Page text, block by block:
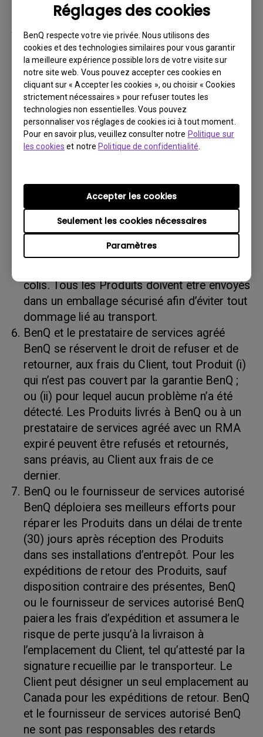
Réglages des cookies
BenQ respecte votre vie privée. Nous utilisons des
cookies et des technologies similaires pour vous garantir
la meilleure expérience possible lors de votre visite sur
notre site web. Vous pouvez accepter ces cookies en
cliquant sur « Accepter les cookies », ou choisir « Cookies
strictement nécessaires » pour refuser toutes les
technologies non essentielles. Vous pouvez
personnaliser vos réglages de cookies ici à tout moment.
Pour en savoir plus, veuillez consulter notre Politique sur
les cookies et notrePolitique de confidentialité
Paramètres
Seulement les cookies nécessaires
Accepter les cookies
par la suite.
Vous devez retourner le Produit à BenQ,
sauf indication contraire de BenQ, ou à un
prestataire de services agréé BenQ. Vous
devez prépayer les frais d’expédition, taxes
d’exportation, droits de douane et toutes
charges associées au transport du Produit
BenQ. De plus, vous êtes responsable de
l’assurance du Produit expédié et assumez
accompagnés (i) des matériaux d’expédition
et d’emballage d’origine, (ii) d’une description
du symptôme du Produit BenQ et (iii) d’une
preuve du lieu et de la date d’achat. Le
numéro RMA doit être clairement inscrit sur
colis. Tous les Produits doivent être envoyés
dans un emballage sécurisé afin d’éviter tout
dommage lié au transport.
BenQ et le prestataire de services agréé
BenQ se réservent le droit de refuser et de
retourner, aux frais du Client, tout Produit (i)
qui n’est pas couvert par la garantie BenQ ;
ou (ii) pour lequel aucun problème n’a été
détecté. Les Produits livrés à BenQ ou à un
prestataire de services agréé avec un RMA
expiré peuvent être refusés et retournés,
sans préavis, au Client aux frais de ce
dernier.
BenQ ou le fournisseur de services autorisé
BenQ déploiera ses meilleurs efforts pour
réparer les Produits dans un délai de trente
(30) jours après réception des Produits
dans ses installations d’entrepôt. Pour les
expéditions de retour des Produits, sauf
disposition contraire des présentes, BenQ
ou le fournisseur de services autorisé BenQ
paiera les frais d’expédition et assumera le
risque de perte jusqu’à la livraison à
l’emplacement du Client, tel qu’attesté par la
signature recueillie par le transporteur. Le
Client peut désigner un seul emplacement au
Canada pour les expéditions de retour. BenQ
et le fournisseur de services autorisé BenQ
ne sont pas responsables des retards